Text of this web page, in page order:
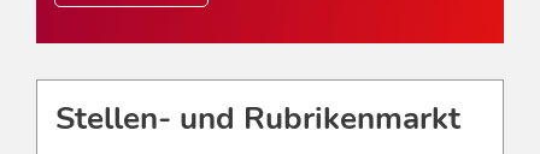
Stellen- und Rubrikenmarkt